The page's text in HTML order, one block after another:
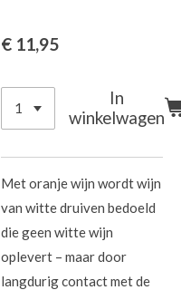
€ 11,95
In
winkelwagen
Met oranje wijn wordt wijn
van witte druiven bedoeld
die geen witte wijn
oplevert – maar door
langdurig contact met de